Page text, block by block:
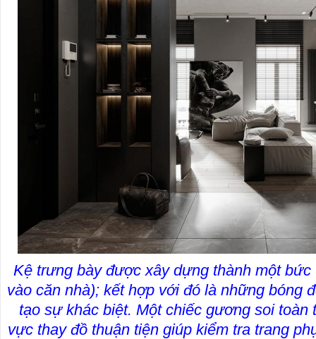
Kệ trưng bày được xây dựng thành một
vào căn nhà); kết hợp với đó là những bóng
tạo sự khác biệt. Một chiếc gương soi toàn
vực thay đồ thuận tiện giúp kiểm tra trang